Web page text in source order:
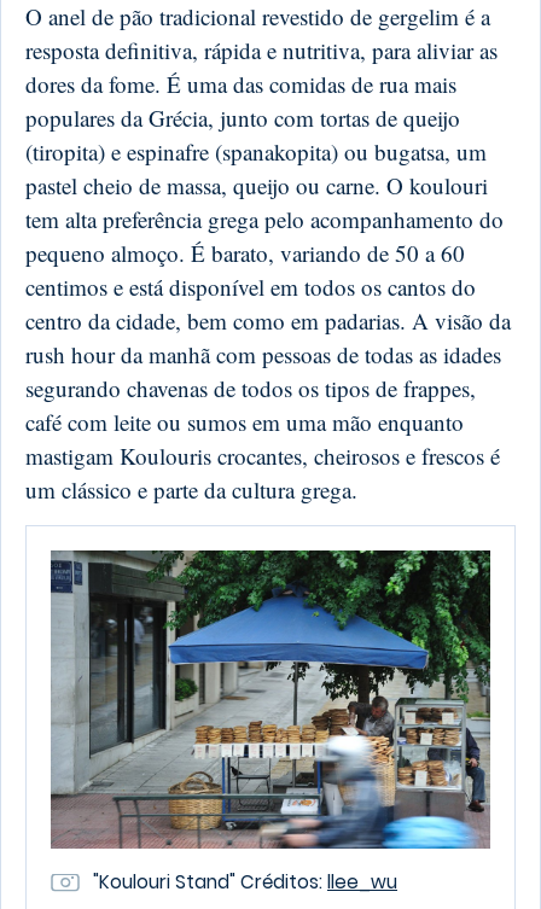
O anel de pão tradicional revestido de gergelim é a
resposta definitiva, rápida e nutritiva, para aliviar as
dores da fome. É uma das comidas de rua mais
populares da Grécia, junto com tortas de queijo
(tiropita) e espinafre (spanakopita) ou bugatsa, um
pastel cheio de massa, queijo ou carne. O koulouri
tem alta preferência grega pelo acompanhamento do
pequeno almoço. É barato, variando de 50 a 60
centimos e está disponível em todos os cantos do
centro da cidade, bem como em padarias. A visão da
rush hour da manhã com pessoas de todas as idades
segurando chavenas de todos os tipos de frappes,
café com leite ou sumos em uma mão enquanto
mastigam Koulouris crocantes, cheirosos e frescos é
um clássico e parte da cultura grega.
"Koulouri Stand" Créditos:llee_wu